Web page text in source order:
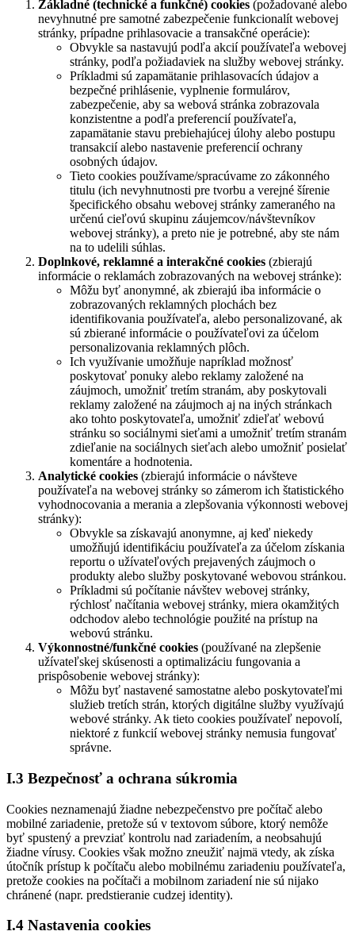
Základné (technické a funkčné) cookies (požadované alebo
nevyhnutné pre samotné zabezpečenie funkcionalít webovej
stránky, prípadne prihlasovacie a transakčné operácie):
Obvykle sa nastavujú podľa akcií používateľa webovej
stránky, podľa požiadaviek na služby webovej stránky.
Príkladmi sú zapamätanie prihlasovacích údajov a
bezpečné prihlásenie, vyplnenie formulárov,
zabezpečenie, aby sa webová stránka zobrazovala
konzistentne a podľa preferencií používateľa,
zapamätanie stavu prebiehajúcej úlohy alebo postupu
transakcií alebo nastavenie preferencií ochrany
osobných údajov.
Tieto cookies používame/spracúvame zo zákonného
titulu (ich nevyhnutnosti pre tvorbu a verejné šírenie
špecifického obsahu webovej stránky zameraného na
určenú cieľovú skupinu záujemcov/návštevníkov
webovej stránky), a preto nie je potrebné, aby ste nám
na to udelili súhlas.
Doplnkové, reklamné a interakčné cookies (zbierajú
informácie o reklamách zobrazovaných na webovej stránke):
Môžu byť anonymné, ak zbierajú iba informácie o
zobrazovaných reklamných plochách bez
identifikovania používateľa, alebo personalizované, ak
sú zbierané informácie o používateľovi za účelom
personalizovania reklamných plôch.
Ich využívanie umožňuje napríklad možnosť
poskytovať ponuky alebo reklamy založené na
záujmoch, umožniť tretím stranám, aby poskytovali
reklamy založené na záujmoch aj na iných stránkach
ako tohto poskytovateľa, umožniť zdieľať webovú
stránku so sociálnymi sieťami a umožniť tretím stranám
zdieľanie na sociálnych sieťach alebo umožniť posielať
komentáre a hodnotenia.
Analytické cookies (zbierajú informácie o návšteve
používateľa na webovej stránky so zámerom ich štatistického
vyhodnocovania a merania a zlepšovania výkonnosti webovej
stránky):
Obvykle sa získavajú anonymne, aj keď niekedy
umožňujú identifikáciu používateľa za účelom získania
reportu o užívateľových prejavených záujmoch o
produkty alebo služby poskytované webovou stránkou.
Príkladmi sú počítanie návštev webovej stránky,
rýchlosť načítania webovej stránky, miera okamžitých
odchodov alebo technológie použité na prístup na
webovú stránku.
Výkonnostné/funkčné cookies (používané na zlepšenie
užívateľskej skúsenosti a optimalizáciu fungovania a
prispôsobenie webovej stránky):
Môžu byť nastavené samostatne alebo poskytovateľmi
služieb tretích strán, ktorých digitálne služby využívajú
webové stránky. Ak tieto cookies používateľ nepovolí,
niektoré z funkcií webovej stránky nemusia fungovať
správne.
I.3 Bezpečnosť a ochrana súkromia
Cookies neznamenajú žiadne nebezpečenstvo pre počítač alebo
mobilné zariadenie, pretože sú v textovom súbore, ktorý nemôže
byť spustený a prevziať kontrolu nad zariadením, a neobsahujú
žiadne vírusy. Cookies však možno zneužiť najmä vtedy, ak získa
útočník prístup k počítaču alebo mobilnému zariadeniu používateľa,
pretože cookies na počítači a mobilnom zariadení nie sú nijako
chránené (napr. predstieranie cudzej identity).
I.4 Nastavenia cookies